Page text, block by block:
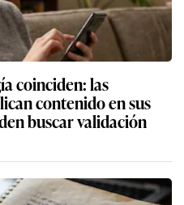
coinciden: las
contenido en sus
buscar validación